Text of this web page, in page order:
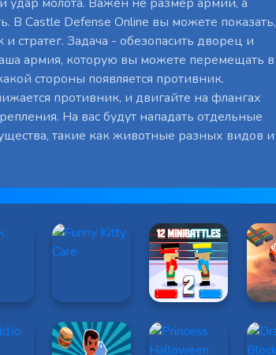
В Castle Defense Online вы можете показать,
стратег. Задача - обезопасить дворец и
армия, которую вы можете перемещать в
стороны появляется противник.
противник, и двигайте на флангах
На вас будут нападать отдельные
такие как животные разных видов и